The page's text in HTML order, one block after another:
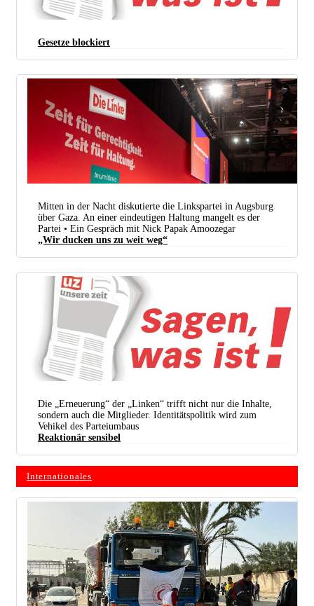
Gesetze blockiert
nach 23 Uhr diskutiert in der Hoffnung, dass es nur wenige mitbekommen. (Foto: Die Linke)
Mitten in der Nacht diskutierte die Linkspartei in Augsburg
über Gaza. An einer eindeutigen Haltung mangelt es der
Partei • Ein Gespräch mit Nick Papak Amoozegar
„Wir ducken uns zu weit weg“
Die „Erneuerung“ der „Linken“ trifft nicht nur die Inhalte,
sondern auch die Mitglieder. Identitätspolitik wird zum
Vehikel des Parteiumbaus
Reaktionär sensibel
Internationales